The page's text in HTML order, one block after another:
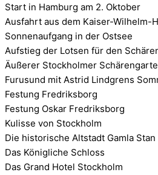
Start in Hamburg am 2. Oktober
Ausfahrt aus dem Kaiser-Wilhelm-
Sonnenaufgang in der Ostsee
Aufstieg der Lotsen für den
Äußerer Stockholmer
Furusund mit Astrid Lindgrens
Festung Fredriksborg
Festung Oskar Fredriksborg
Kulisse von Stockholm
Die historische Altstadt Gamla Stan
Das Königliche Schloss
Das Grand Hotel Stockholm